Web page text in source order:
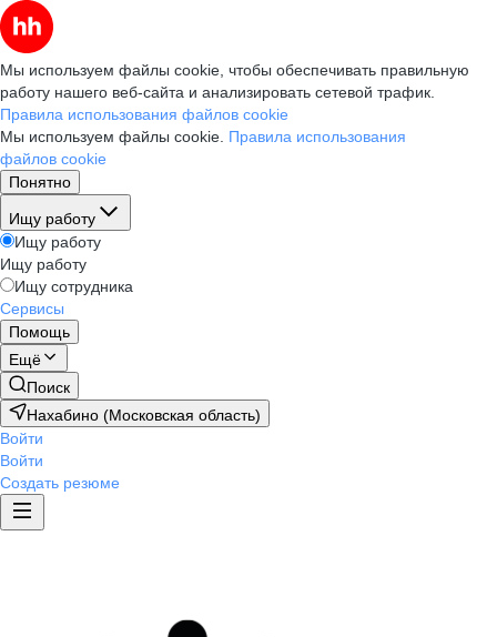
Мы используем файлы cookie, чтобы обеспечивать правильную
работу нашего веб-сайта и анализировать сетевой трафик.
Правила использования файлов cookie
Мы используем файлы cookie. Правила использования
файлов cookie
Понятно
Ищу работу
Ищу работу
Ищу работу
Ищу сотрудника
Сервисы
Помощь
Ещё
Поиск
Нахабино (Московская область)
Войти
Войти
Создать резюме